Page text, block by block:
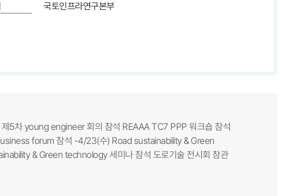
국토인프라연구본부
5차 young engineer 회의 참석 REAAA TC7 PPP 워크숍 참석
forum 참석 -4/23(수) Road sustainability & Green
& Green technology 세미나 참석 도로기술 전시회 참관